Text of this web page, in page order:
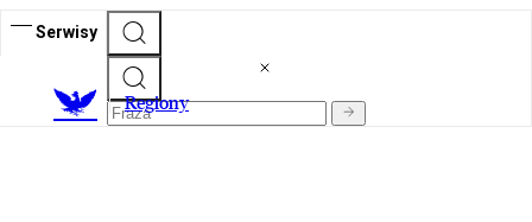
Serwisy
Regiony